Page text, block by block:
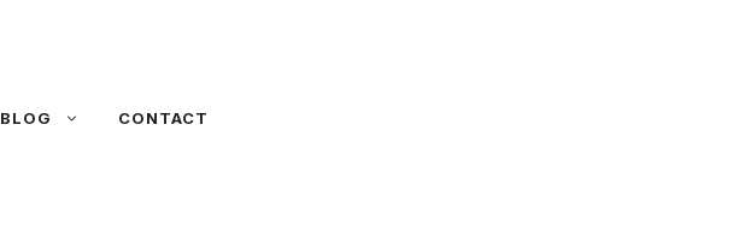
BLOG CONTACT